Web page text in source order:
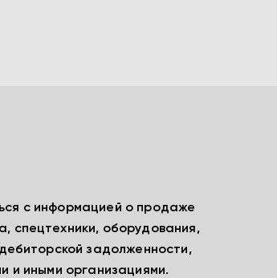
с информацией о продаже
спецтехники, оборудования,
задолженности,
и иными организациями.